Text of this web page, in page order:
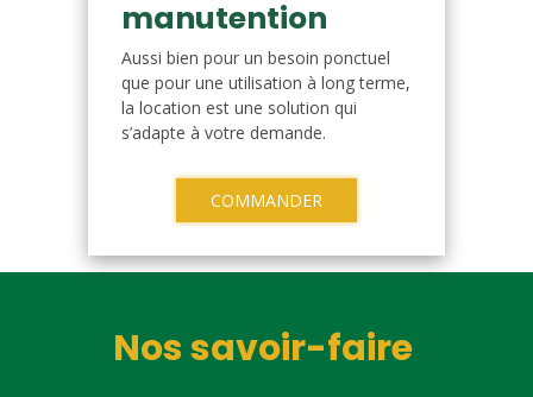
manutention
Aussi bien pour un besoin ponctuel
que pour une utilisation à long terme,
la location est une solution qui
s’adapte à votre demande.
COMMANDER
Nos savoir-faire